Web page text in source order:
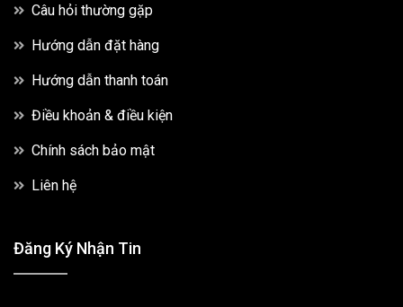
Câu hỏi thường gặp
Hướng dẫn đặt hàng
Hướng dẫn thanh toán
Điều khoản & điều kiện
Chính sách bảo mật
Liên hệ
Đăng Ký Nhận Tin